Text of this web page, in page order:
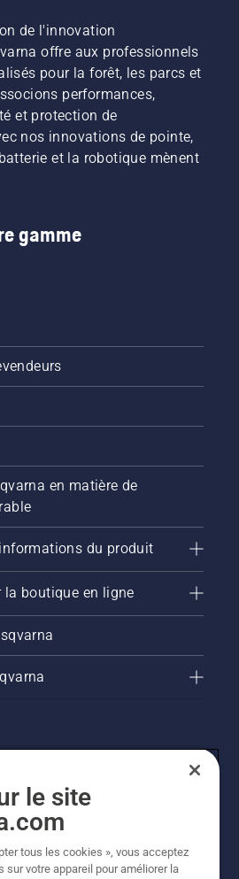
de l'innovation
offre aux professionnels
pour la forêt, les parcs et
performances,
et protection de
nos innovations de pointe,
et la robotique mènent
gamme
en matière de
du produit
boutique en ligne
Tous droits réservés. Les prix
le site
tous les cookies », vous acceptez
sur votre appareil pour améliorer la